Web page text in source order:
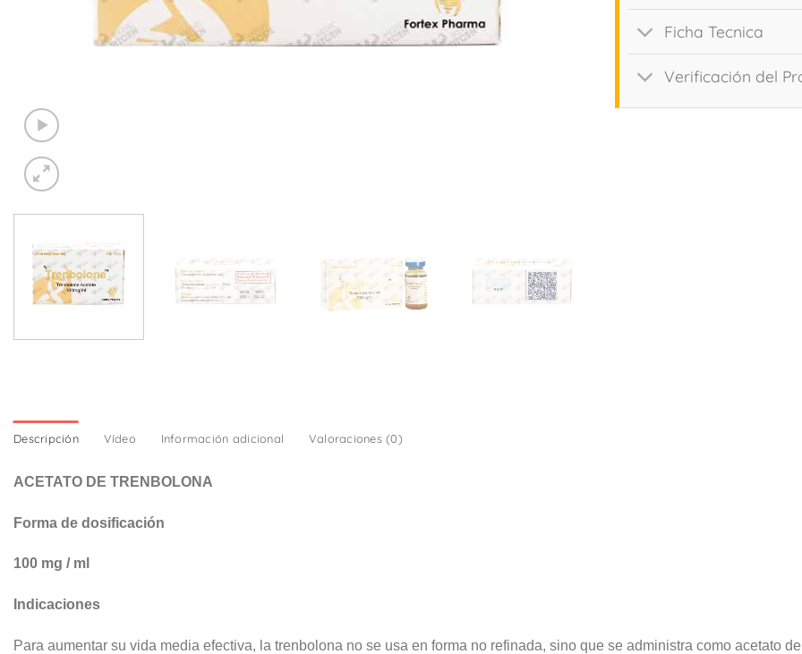
Ficha Tecnica
Verificación del
Descripción Vídeo Información adicional Valoraciones (0)
ACETATO DE TRENBOLONA
Forma de dosificación
100 mg / ml
Indicaciones
Para aumentar su vida media efectiva, la trenbolona no se usa en forma no refinada, sino que se administra como acetato